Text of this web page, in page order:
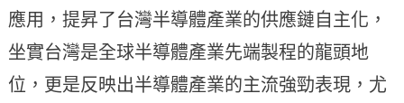
應用，提昇了台灣半導體產業的供應鏈自主化，
坐實台灣是全球半導體產業先端製程的龍頭地
位，更是反映出半導體產業的主流強勁表現，尤